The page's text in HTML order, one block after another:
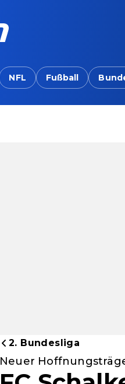
NFL Fußball
2. Bundesliga
Neuer